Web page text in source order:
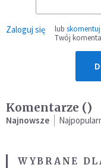
Zaloguj się lub
Twój
Komentarze ()
Najnowsze
WYBRANE